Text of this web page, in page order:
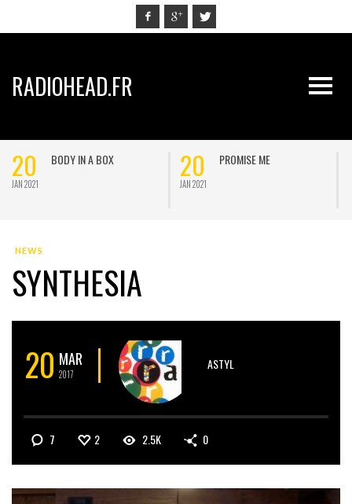
RADIOHEAD.FR
20
JAN 2021
BODY IN A BOX 20
JAN 2021
PROMISE ME
NEWS
SYNTHESIA
20 MAR
2017
ASTYL
7 2 2.5K 0